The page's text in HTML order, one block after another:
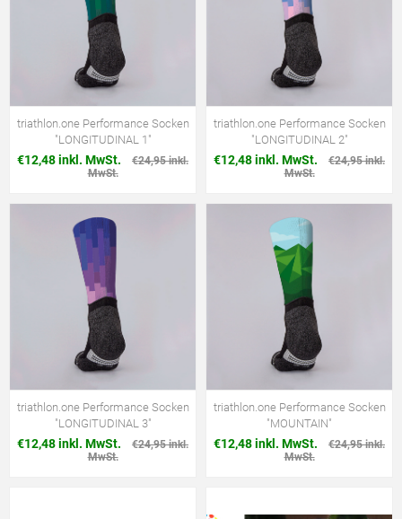
triathlon.one Performance Socken
"LONGITUDINAL 1"
€12,48 inkl. MwSt.
€24,95 inkl.
MwSt.
triathlon.one Performance Socken
"LONGITUDINAL 2"
€12,48 inkl. MwSt.
€24,95 inkl.
MwSt.
triathlon.one Performance Socken
"LONGITUDINAL 3"
€12,48 inkl. MwSt.
€24,95 inkl.
MwSt.
triathlon.one Performance Socken
"MOUNTAIN"
€12,48 inkl. MwSt.
€24,95 inkl.
MwSt.